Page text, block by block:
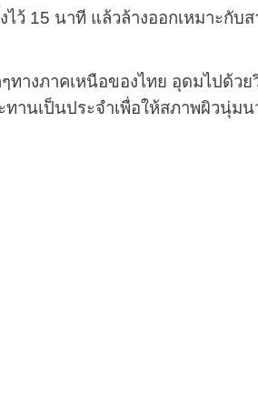
15 นาที แล้วล้างออกเหมาะกั
างภาคเหนือของไทย อุดมไปด้ว
นเป็นประจำเพื่อให้สภาพผิวนุ่ม